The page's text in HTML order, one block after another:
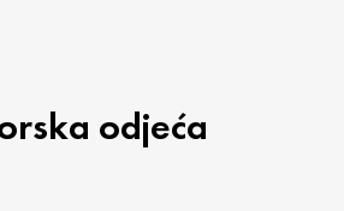
odjeća